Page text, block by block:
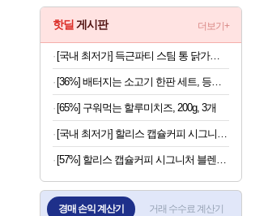
핫딜 게시판 더보기+
[국내 최저가] 득근파티 스팀 통 닭가슴살 6종 혼합 x 30팩
[65%] 구워먹는 할루미치즈, 200g, 3개
[57%] 할리스 캡슐커피 시그니처 블렌드, 5g, 10개입, 10개
경매 손익 계산기 거래 수수료 계산기